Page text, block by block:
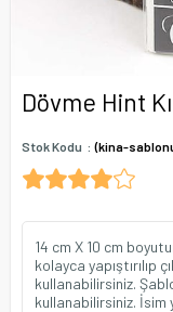
Dövme Hint
Stok Kodu (kina-
14 cm X 10 cm
kolayca yapıştırılıp
kullanabilirsiniz.
kullanabilirsiniz. İsim